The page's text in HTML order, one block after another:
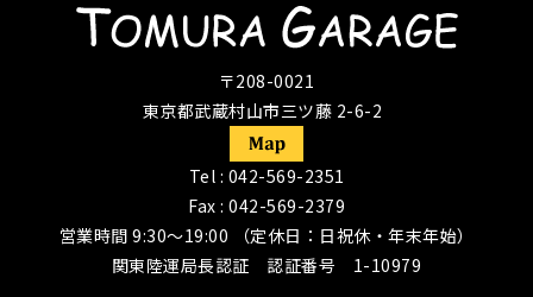
〒208-0021
東京都武蔵村山市三ツ藤 2-6-2
Tel : 042-569-2351
Fax : 042-569-2379
営業時間 9:30〜19:00 （定休日：日祝休・年末年始）
関東陸運局長認証 認証番号 1-10979